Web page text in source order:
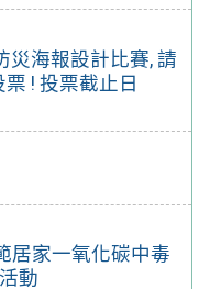
災海報設計比賽, 請
! 投票截止日
居家一氧化碳中毒
動